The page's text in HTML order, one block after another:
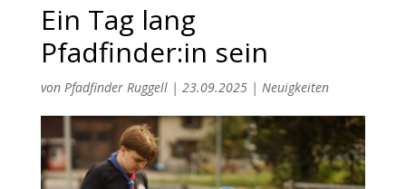
Ein Tag lang
Pfadfinder:in sein
von Pfadfinder Ruggell| 23.09.2025| Neuigkeiten